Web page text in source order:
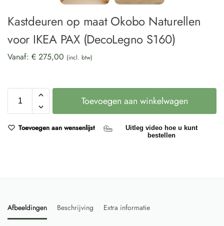
Kastdeuren op maat Okobo Naturellen
voor IKEA PAX (DecoLegno S160)
Vanaf: € 275,00 (incl. btw)
Toevoegen aan winkelwagen
Toevoegen aan wensenlijst
Uitleg video hoe u kunt
bestellen
Afbeeldingen Beschrijving Extra informatie